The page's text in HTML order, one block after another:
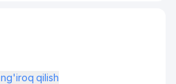
qilish